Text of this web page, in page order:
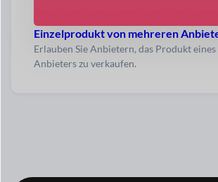
Einzelprodukt von mehreren
Erlauben Sie Anbietern, das Produkt eines
Anbieters zu verkaufen.